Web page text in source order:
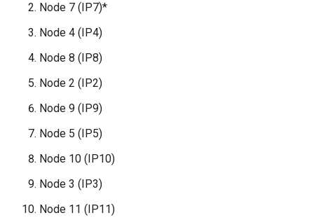
Node 7 (IP7)*
Node 4 (IP4)
Node 8 (IP8)
Node 2 (IP2)
Node 9 (IP9)
Node 5 (IP5)
Node 10 (IP10)
Node 3 (IP3)
Node 11 (IP11)